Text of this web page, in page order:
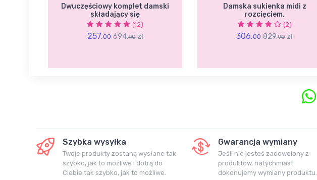
Dwuczęściowy komplet damski
składający się
(12)
257.00 694.90zł
Damska sukienka midi z
rozcięciem,
(2)
306.00 829.90zł
Szybka wysyłka
Twoje produkty zostaną wysłane tak
szybko, jak to możliwe i dotrą do
Ciebie tak szybko, jak to możliwe.
Gwarancja wymiany
Jeśli nie jesteś zadowolony z
produktów, natychmiast
dokonujemy wymiany produktu.